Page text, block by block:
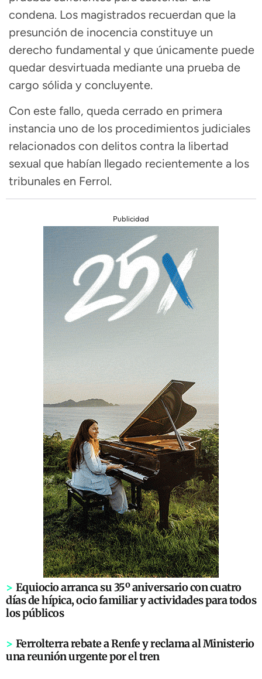
condena. Los magistrados recuerdan que la
presunción de inocencia constituye un
derecho fundamental y que únicamente puede
quedar desvirtuada mediante una prueba de
cargo sólida y concluyente.
Con este fallo, queda cerrado en primera
instancia uno de los procedimientos judiciales
relacionados con delitos contra la libertad
sexual que habían llegado recientemente a los
tribunales en Ferrol.
Publicidad
> Equiocio arranca su 35º aniversario con cuatro
días de hípica, ocio familiar y actividades para todos
los públicos
> Ferrolterra rebate a Renfe y reclama al Ministerio
una reunión urgente por el tren